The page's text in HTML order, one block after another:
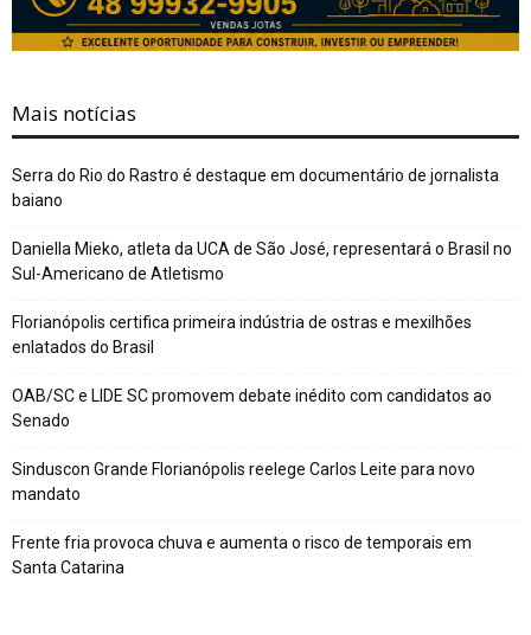
Mais notícias
Serra do Rio do Rastro é destaque em documentário de jornalista
baiano
Daniella Mieko, atleta da UCA de São José, representará o Brasil no
Sul-Americano de Atletismo
Florianópolis certifica primeira indústria de ostras e mexilhões
enlatados do Brasil
OAB/SC e LIDE SC promovem debate inédito com candidatos ao
Senado
Sinduscon Grande Florianópolis reelege Carlos Leite para novo
mandato
Frente fria provoca chuva e aumenta o risco de temporais em
Santa Catarina